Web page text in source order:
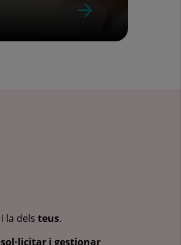
i la dels teus.
sol·licitar i gestionar